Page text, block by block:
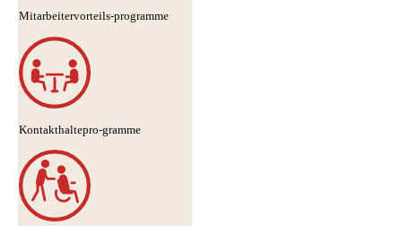
Mitarbeitervorteils-programme
Kontakthaltepro-gramme